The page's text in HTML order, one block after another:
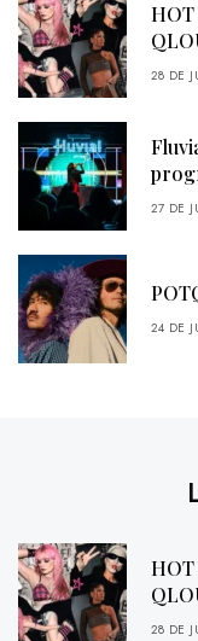
HOT
28 DE
27 DE
24 DE
HOT
28 DE